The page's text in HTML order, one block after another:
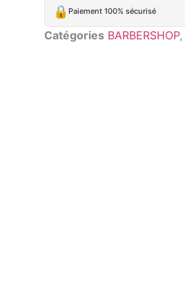
🔒 Paiement 100% sécurisé
Catégories BARBERSHOP,